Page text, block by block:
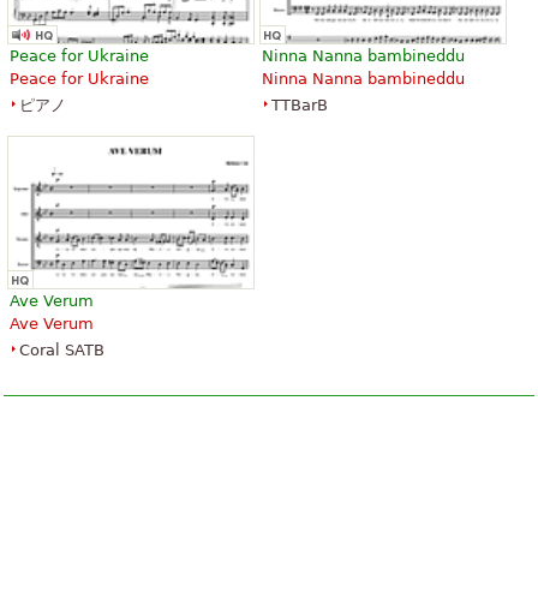
Peace for Ukraine
Peace for Ukraine
ピアノ
Ninna Nanna bambineddu
Ninna Nanna bambineddu
TTBarB
Ave Verum
Ave Verum
Coral SATB